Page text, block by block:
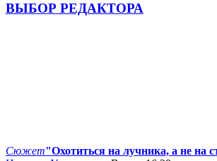
ВЫБОР РЕДАКТОРА
Сюжет"Охотиться на лучника, а не на